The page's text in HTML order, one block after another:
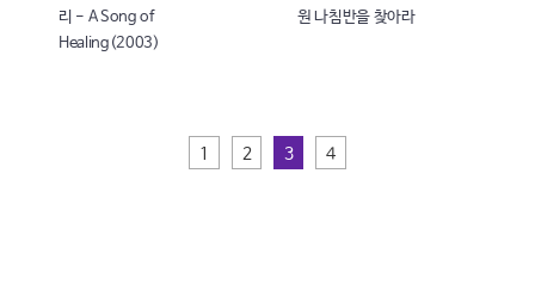
리 - A Song of
Healing(2003)
원 나침반을 찾아라
1 2 3 4